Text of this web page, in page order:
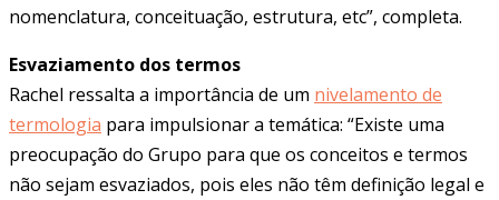
nomenclatura, conceituação, estrutura, etc”, completa.
Esvaziamento dos termos
Rachel ressalta a importância de um nivelamento de
termologia para impulsionar a temática: “Existe uma
preocupação do Grupo para que os conceitos e termos
não sejam esvaziados, pois eles não têm definição legal e